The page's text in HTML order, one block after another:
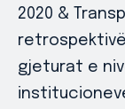
2020 &
gjeturat e